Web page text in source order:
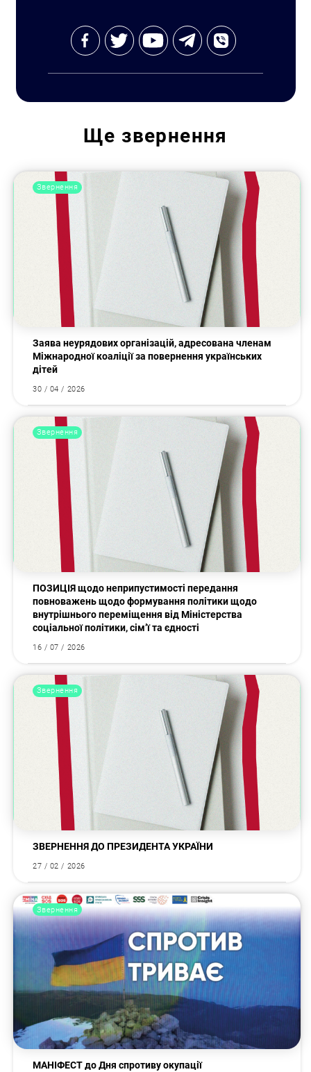
Ще звернення
Звернення
Заява неурядових організацій, адресована членам
Міжнародної коаліції за повернення українських
дітей
30 / 04 / 2026
Звернення
ПОЗИЦІЯ щодо неприпустимості передання
повноважень щодо формування політики щодо
внутрішнього переміщення від Міністерства
соціальної політики, сім’ї та єдності
16 / 07 / 2026
Звернення
ЗВЕРНЕННЯ ДО ПРЕЗИДЕНТА УКРАЇНИ
27 / 02 / 2026
Звернення
МАНІФЕСТ до Дня спротиву окупації